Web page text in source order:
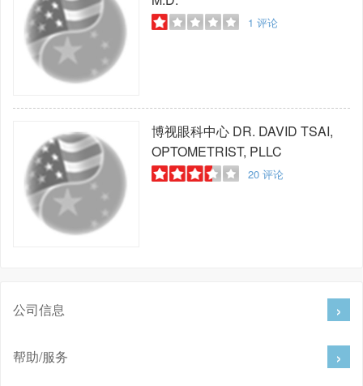
1 评论
博视眼科中心DR. DAVID TSAI,
OPTOMETRIST, PLLC
20评论
公司信息
帮助/服务